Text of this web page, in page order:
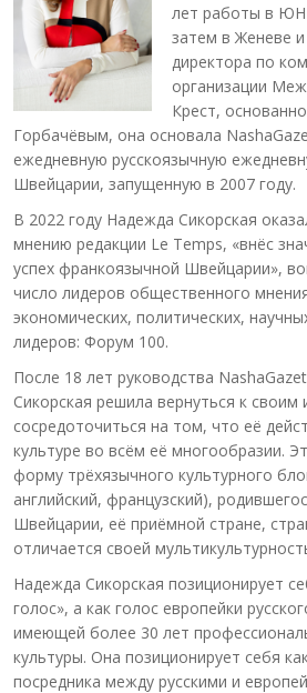
лет работы в
затем в Женеве
директора по
организации
Крест,
Горбачёвым, она основала
ежедневную русскоязычную
Швейцарии, запущенную в 2007 году.
В 2022 году Надежда Сикорская
мнению редакции Le Temps, «внёс
успех франкоязычной Швейцарии»,
число лидеров общественного
экономических, политических,
лидеров: Форум 100.
После 18 лет руководства
Сикорская решила вернуться к своим
сосредоточиться на том, что её
культуре во всём её многообразии.
форму трёхязычного культурного
английский, французский),
Швейцарии, её приёмной стране,
отличается своей
Надежда Сикорская позиционирует
голос», а как голос европейки
имеющей более 30 лет
культуры. Она позиционирует себя
посредника между русскими и